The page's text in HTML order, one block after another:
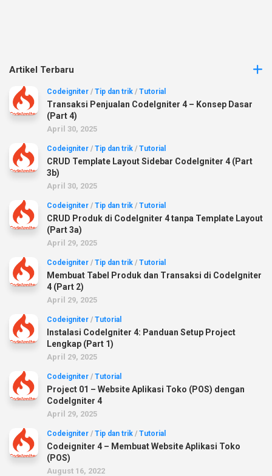
Artikel Terbaru
Codeigniter / Tip dan trik / Tutorial
Transaksi Penjualan CodeIgniter 4 – Konsep Dasar
(Part 4)
April 30, 2025
Codeigniter / Tip dan trik / Tutorial
CRUD Template Layout Sidebar CodeIgniter 4 (Part
3b)
April 30, 2025
Codeigniter / Tip dan trik / Tutorial
CRUD Produk di CodeIgniter 4 tanpa Template Layout
(Part 3a)
April 29, 2025
Codeigniter / Tip dan trik / Tutorial
Membuat Tabel Produk dan Transaksi di CodeIgniter
4 (Part 2)
April 29, 2025
Codeigniter / Tutorial
Instalasi CodeIgniter 4: Panduan Setup Project
Lengkap (Part 1)
April 29, 2025
Codeigniter / Tutorial
Project 01 – Website Aplikasi Toko (POS) dengan
CodeIgniter 4
April 29, 2025
Codeigniter / Tip dan trik / Tutorial
Codeigniter 4 – Membuat Website Aplikasi Toko
(POS)
August 16, 2022